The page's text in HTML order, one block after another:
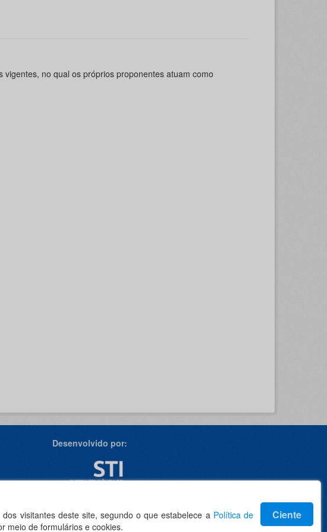
visitantes deste site, segundo o que estabelece a Política de
meio de formulários e cookies.
Ciente
no qual os próprios proponentes atuam como
Desenvolvido por:
Idioma